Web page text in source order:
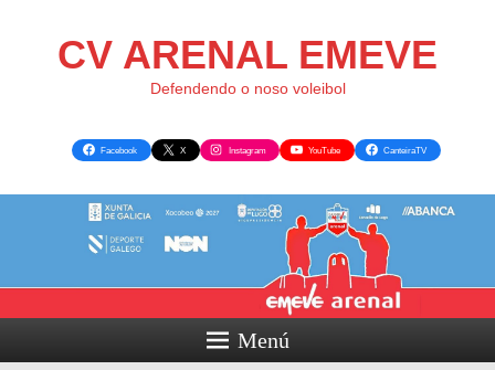
CV ARENAL EMEVE
Defendendo o noso voleibol
Facebook X Instagram YouTube CanteiraTV
Menú